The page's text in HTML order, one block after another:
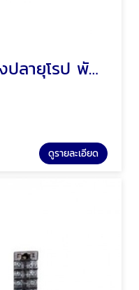
ร้านขายหางปลา หางปลายุโรป พัทยา ชลบุรี
ดูรายละเอียด